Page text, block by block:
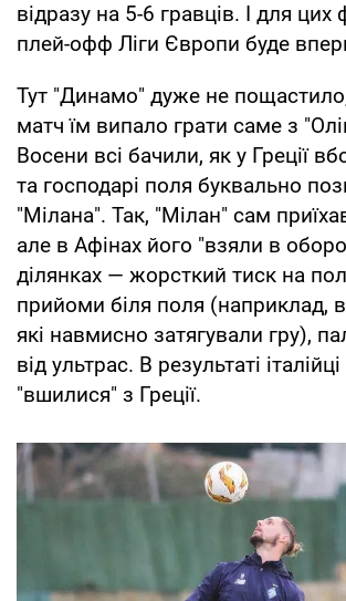
відразу на 5-6 гравців. І для цих
плей-офф Ліги Європи буде
Тут "Динамо" дуже не
матч їм випало грати саме з
Восени всі бачили, як у Греції
та господарі поля буквально
"Мілана". Так, "Мілан" сам
але в Афінах його "взяли в
ділянках — жорсткий тиск на
прийоми біля поля (наприклад,
які навмисно затягували гру),
від ультрас. В результаті
"вшилися" з Греції.